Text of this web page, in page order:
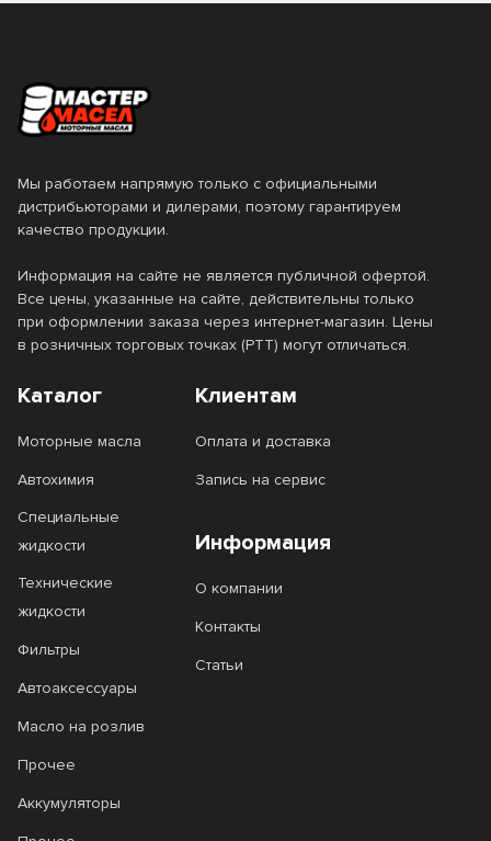
Мы работаем напрямую только с официальными
дистрибьюторами и дилерами, поэтому гарантируем
качество продукции.
Информация на сайте не является публичной офертой.
Все цены, указанные на сайте, действительны только
при оформлении заказа через интернет-магазин. Цены
в розничных торговых точках (РТТ) могут отличаться.
Каталог
Моторные масла
Автохимия
Специальные
жидкости
Технические
жидкости
Фильтры
Автоаксессуары
Масло на розлив
Прочее
Аккумуляторы
Клиентам
Оплата и доставка
Запись на сервис
Информация
О компании
Контакты
Статьи